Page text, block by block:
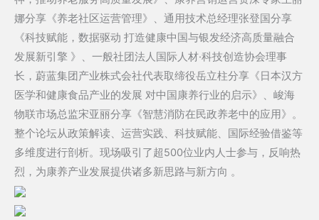
娜分享《养老社区运营管理》、通用技术总经理张登国分享
《科技赋能，数据驱动 打造健康中国与银发经济高质量融合
发展新引擎 》、一般社团法人国际人材·科技创造协会理事
长，蔚蓝集团产业株式会社代表取缔役岳立柱分享《日本汉方
医学和健康食品产业的发展 对中国康养行业的启示》、峻海
物联市场总监宋亚丽分享《智慧消防在民政养老中的应用》。
整个论坛从政策解读、运营实践、科技赋能、国际经验借鉴等
多维度进行剖析。现场吸引了超500位业内人士参与，反响热
烈，为康养产业发展提供诸多新思路与新方向 。